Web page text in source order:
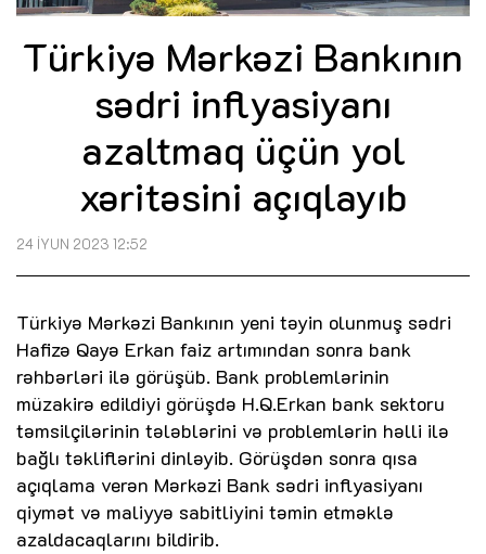
Türkiyə Mərkəzi Bankının
sədri inflyasiyanı
azaltmaq üçün yol
xəritəsini açıqlayıb
24 İYUN 2023 12:52
Türkiyə Mərkəzi Bankının yeni təyin olunmuş sədri
Hafizə Qayə Erkan faiz artımından sonra bank
rəhbərləri ilə görüşüb. Bank problemlərinin
müzakirə edildiyi görüşdə H.Q.Erkan bank sektoru
təmsilçilərinin tələblərini və problemlərin həlli ilə
bağlı təkliflərini dinləyib. Görüşdən sonra qısa
açıqlama verən Mərkəzi Bank sədri inflyasiyanı
qiymət və maliyyə sabitliyini təmin etməklə
azaldacaqlarını bildirib.